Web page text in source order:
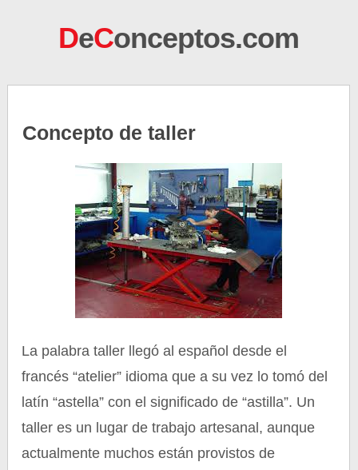
DeConceptos.com
Concepto de taller
La palabra taller llegó al español desde el
francés “atelier” idioma que a su vez lo tomó del
latín “astella” con el significado de “astilla”. Un
taller es un lugar de trabajo artesanal, aunque
actualmente muchos están provistos de